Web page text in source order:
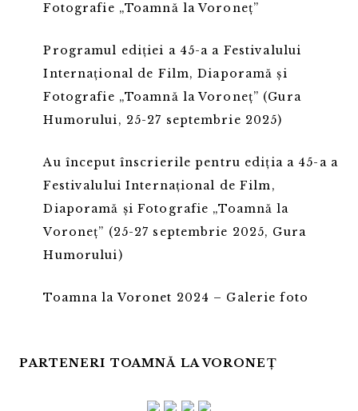
Fotografie „Toamnă la Voroneț”
Programul ediției a 45-a a Festivalului
Internațional de Film, Diaporamă și
Fotografie „Toamnă la Voroneț” (Gura
Humorului, 25-27 septembrie 2025)
Au început înscrierile pentru ediția a 45-a a
Festivalului Internațional de Film,
Diaporamă și Fotografie „Toamnă la
Voroneț” (25-27 septembrie 2025, Gura
Humorului)
Toamna la Voronet 2024 – Galerie foto
PARTENERI TOAMNĂ LA VORONEȚ